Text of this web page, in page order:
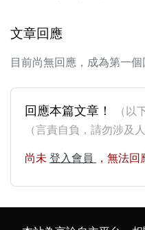
文章回應
目前尚無回應，成為第一個
回應本篇文章！
（以
（言責自負，請勿涉及
尚未 登入會員 ，無法回